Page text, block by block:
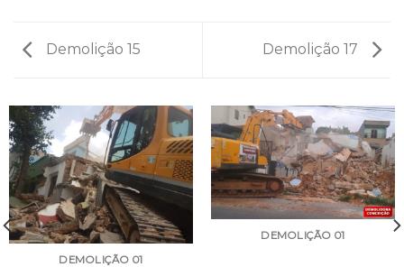
Demolição 15 Demolição 17
DEMOLIÇÃO 01
DEMOLIÇÃO 01